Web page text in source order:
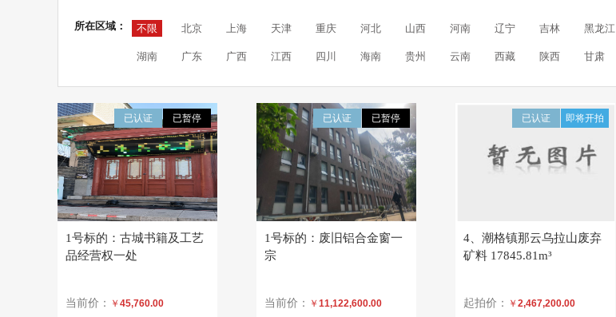
所在区域： 不限 北京 上海 天津 重庆 河北 山西 河南 辽宁 吉林 黑龙江
湖南 广东 广西 江西 四川 海南 贵州 云南 西藏 陕西 甘肃
已暂停
已认证
1号标的：古城书籍及工艺
品经营权一处
当前价： ￥ 45,760.00
已暂停
已认证
1号标的：废旧铝合金窗一
宗
当前价： ￥ 11,122,600.00
即将开拍
已认证
4、潮格镇那云乌拉山废弃
矿料 17845.81m³
起拍价： ￥ 2,467,200.00